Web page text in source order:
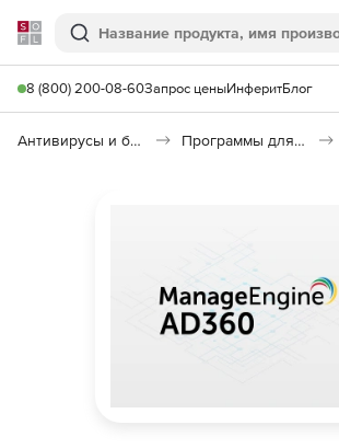
Softline
Поиск
8 (800) 200-08-60Запрос ценыИнферитБлог
Антивирусы и безопасность Программы для защиты информации